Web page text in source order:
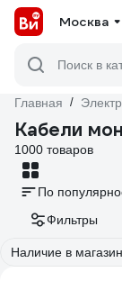
Москва
Поиск в
Главная /
Кабели
1000 товаров
По
Фильтры
Наличие в